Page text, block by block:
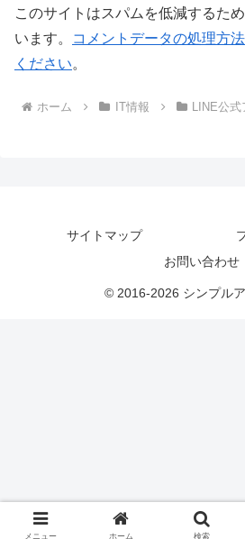
このサイトはスパムを低減するた
います。
コメントデータの処理方
ください。
ホーム IT情報 LINE公式
サイトマップ
お問い合わせ
© 2016-2026 シンプル
メニュー ホーム 検索